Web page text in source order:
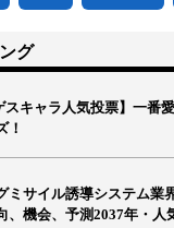
グ
スキャラ人気投票】一番
！
ミサイル誘導システム業
、機会、予測2037年・人